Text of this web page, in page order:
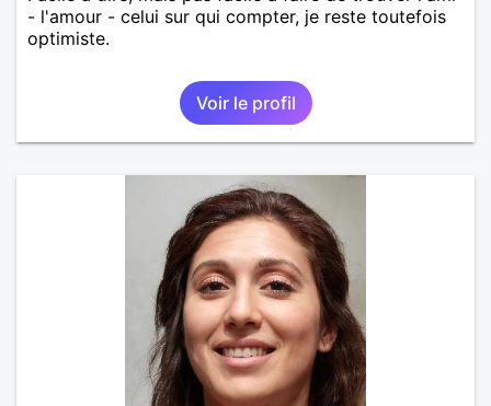
- l'amour - celui sur qui compter, je reste toutefois
optimiste.
Voir le profil